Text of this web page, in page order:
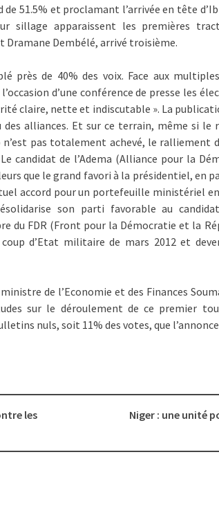
51.5% et proclamant l’arrivée en tête
sillage apparaissent les premières
Dramane Dembélé, arrivé troisième.
près de 40% des voix. Face aux
d’une conférence de presse les
claire, nette et indiscutable ». La
des alliances. Et sur ce terrain, même si
pas totalement achevé, le ralliement
candidat de l’Adema (Alliance pour la
que le grand favori à la présidentiel, en
accord pour un portefeuille ministériel
son parti favorable au
du FDR (Front pour la Démocratie et la
d’Etat militaire de mars 2012 et
de l’Economie et des Finances
sur le déroulement de ce premier
nuls, soit 11% des votes, que
les
Niger : une unité